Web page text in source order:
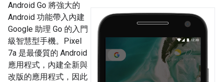
Android Go 將強大的
Android 功能帶入內建
Google 助理 Go 的入門
級智慧型手機。Pixel
7a 是最優質的 Android
應用程式，內建全新與
改版的應用程式，因此